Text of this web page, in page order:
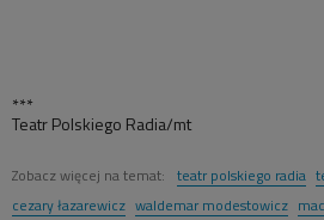
***
Teatr Polskiego Radia/mt
Zobacz więcej na temat: teatr polskiego radia
cezary łazarewicz waldemar modestowicz